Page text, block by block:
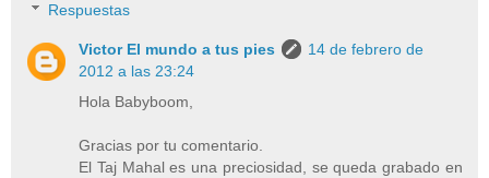
Respuestas
Victor El mundo a tus pies
14 de febrero de
2012 a las 23:24
Hola Babyboom,
Gracias por tu comentario.
El Taj Mahal es una preciosidad, se queda grabado en